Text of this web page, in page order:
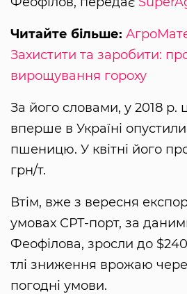
Читайте більше:
Захистити та заробити:
вирощування гороху
За його словами, у 2018 р.
вперше в Україні
пшеницю. У квітні його
грн/т.
Втім, вже з вересня
умовах СРТ-порт, за
Феофілова, зросли до
тлі зниження врожаю
погодні умови.